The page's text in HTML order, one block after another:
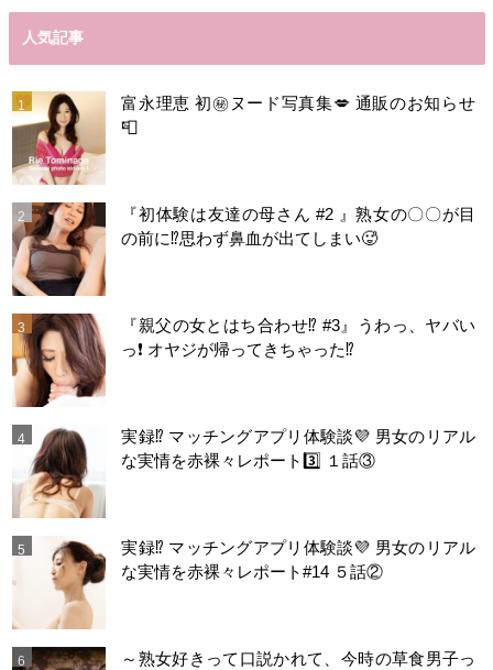
人気記事
富永理恵 初㊙️ヌード写真集💋 通販のお知らせ
📮
『初体験は友達の母さん #2 』熟女の〇〇が目
の前に⁉️思わず鼻血が出てしまい🥵
『親父の女とはち合わせ⁉︎ #3』うわっ、ヤバい
っ❗️ オヤジが帰ってきちゃった⁉️
実録⁉️ マッチングアプリ体験談💜 男女のリアル
な実情を赤裸々レポート3️⃣ １話③
実録⁉️ マッチングアプリ体験談💜 男女のリアル
な実情を赤裸々レポート#14 ５話②
～熟女好きって口説かれて、今時の草食男子っ